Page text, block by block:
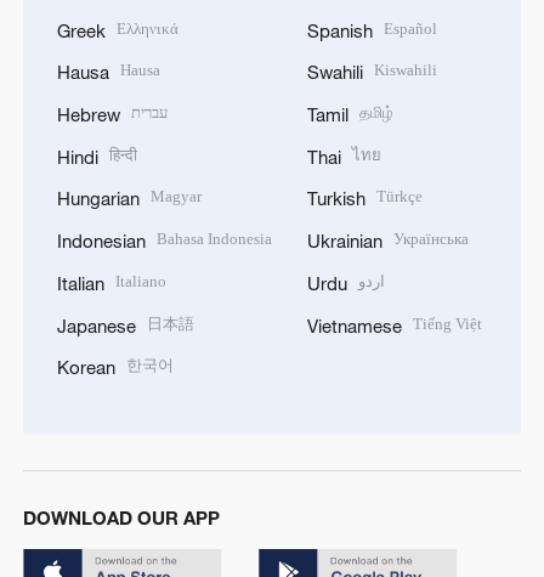
Greek Ελληνικά
Hausa Hausa
Hebrew עברית
Hindi हिन्दी
Hungarian Magyar
Indonesian Bahasa Indonesia
Italian Italiano
Japanese 日本語
Korean 한국어
Spanish Español
Swahili Kiswahili
Tamil தமிழ்
Thai ไทย
Turkish Türkçe
Ukrainian Українська
Urdu اردو
Vietnamese Tiếng Việt
DOWNLOAD OUR APP